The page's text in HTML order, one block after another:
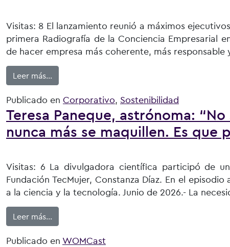
Visitas: 8 El lanzamiento reunió a máximos
primera Radiografía de la Conciencia Empresarial
de hacer empresa más coherente, más
Leer más…
Publicado en Corporativo, Sostenibilidad
Teresa Paneque, astrónoma:
nunca más se maquillen. Es que
Visitas: 6 La divulgadora científica participó de
Fundación TecMujer, Constanza Díaz. En el
a la ciencia y la tecnología. Junio de 2026.- La
Leer más…
Publicado en WOMCast